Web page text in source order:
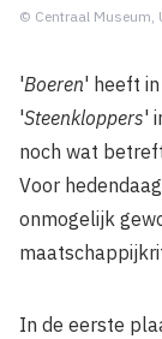
© Centraal Museum,
'Boeren' heeft
'Steenkloppers'
noch wat
Voor
onmogelijk
In de eerste